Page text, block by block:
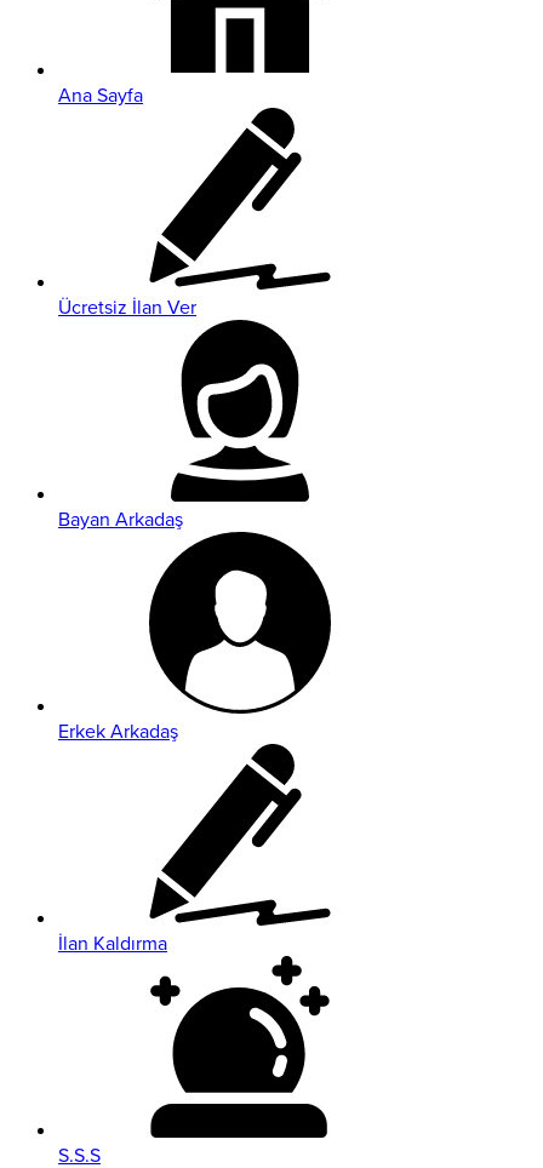
Ana Sayfa
Ücretsiz İlan Ver
Bayan Arkadaş
Erkek Arkadaş
İlan Kaldırma
S.S.S